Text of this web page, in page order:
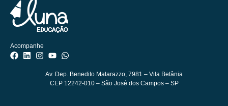
Acompanhe
Av. Dep. Benedito Matarazzo, 7981 – Vila Betânia
CEP 12242-010 – São José dos Campos – SP